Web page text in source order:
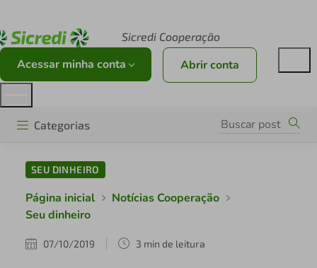
Sicredi Cooperação
Acessar minha conta Abrir conta
Categorias
SEU DINHEIRO
Página inicial
Notícias Cooperação
Seu dinheiro
07/10/2019 3 min de leitura